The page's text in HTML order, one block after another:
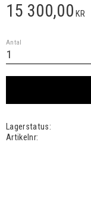
15 300,00 KR
Antal
Lagerstatus
Artikelnr